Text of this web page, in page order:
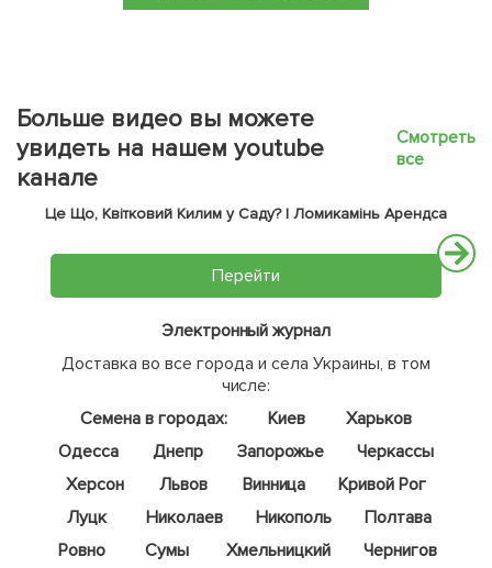
Больше видео вы можете
увидеть на нашем youtube
канале
Смотреть
все
Це Що, Квітковий Килим у Саду? | Ломикамінь Арендса
Перейти
Электронный журнал
Доставка во все города и села Украины, в том
числе:
Семена в городах:
Киев
Харьков
Одесса
Днепр Запорожье
Черкассы
Херсон
Львов Винница
Кривой Рог
Луцк
Николаев Никополь
Полтава
Ровно
Сумы Хмельницкий
Чернигов